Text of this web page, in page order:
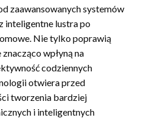
zaawansowanych systemów
inteligentne lustra po
Nie tylko poprawią
wpłyną na
codziennych
otwiera przed
tworzenia bardziej
i inteligentnych